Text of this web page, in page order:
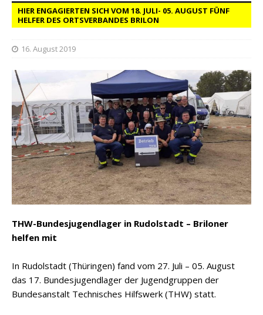
HIER ENGAGIERTEN SICH VOM 18. JULI- 05. AUGUST FÜNF
HELFER DES ORTSVERBANDES BRILON
16. August 2019
THW-Bundesjugendlager in Rudolstadt – Briloner
helfen mit
In Rudolstadt (Thüringen) fand vom 27. Juli – 05. August
das 17. Bundesjugendlager der Jugendgruppen der
Bundesanstalt Technisches Hilfswerk (THW) statt.